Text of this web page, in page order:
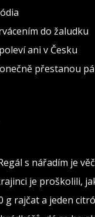
do žaludku
ani v Česku
přestanou
s nářadím je
je proškolili,
g rajčat a jeden